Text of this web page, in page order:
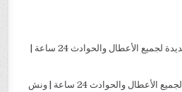
ونش إنقاذ سيارات في مصر الجديدة لجميع الأعطال والحوادث 24 ساعة |
ونش إنقاذ سيارات في المعادي لجميع الأعطال والحوادث 24 ساعة | ونش